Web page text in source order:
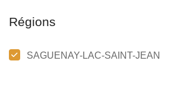
Régions
SAGUENAY-LAC-SAINT-JEAN